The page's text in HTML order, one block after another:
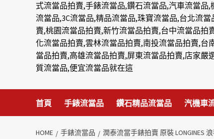
式流當品拍賣,手錶流當品,鑽石流當品,汽車流當品,
流當品,3C流當品,精品流當品,珠寶流當品,台北流當
賣,桃園流當品拍賣,新竹流當品拍賣,台中流當品拍
化流當品拍賣,雲林流當品拍賣,南投流當品拍賣,台
當品拍賣,高雄流當品拍賣,屏東流當品拍賣,店家嚴
質流當品,便宜流當品就在這
首頁 手錶流當品 鑽石精品流當品 汽機車
HOME 手錶流當品 潤泰流當手錶拍賣 原裝 LONGINES